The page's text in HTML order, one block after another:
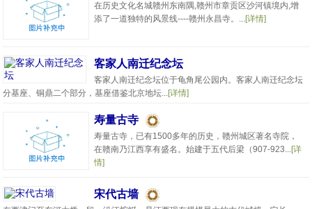
在历史文化名城赣州东南隅,赣州市章贡区沙河镇境内,增
添了一道独特的风景线----赣州永昌寺。...[详情]
客家人南迁纪念坛
客家人南迁纪念坛位于龟角尾公园内。客家人南迁纪念坛
分基座、铜鼎二个部分，基座借鉴北京地坛...[详情]
寿量古寺
寿量古寺，已有1500多年的历史，赣州城区著名寺院，
在赣南乃江西享有盛名。始建于五代后梁（907-923...[详
情]
宋代古墙